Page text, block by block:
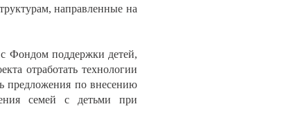
направленные на
Фондом поддержки детей,
отработать технологии
предложения по внесению
семей с детьми при